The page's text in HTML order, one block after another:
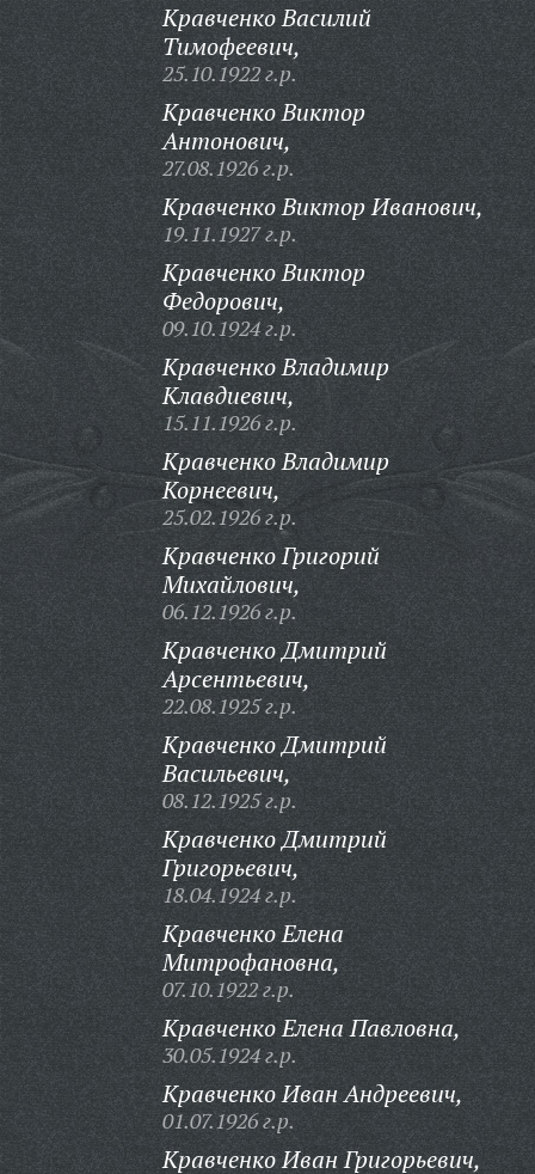
Кравченко Василий
Тимофеевич,
25.10.1922 г.р.
Кравченко Виктор
Антонович,
27.08.1926 г.р.
Кравченко Виктор Иванович,
19.11.1927 г.р.
Кравченко Виктор
Федорович,
09.10.1924 г.р.
Кравченко Владимир
Клавдиевич,
15.11.1926 г.р.
Кравченко Владимир
Корнеевич,
25.02.1926 г.р.
Кравченко Григорий
Михайлович,
06.12.1926 г.р.
Кравченко Дмитрий
Арсентьевич,
22.08.1925 г.р.
Кравченко Дмитрий
Васильевич,
08.12.1925 г.р.
Кравченко Дмитрий
Григорьевич,
18.04.1924 г.р.
Кравченко Елена
Митрофановна,
07.10.1922 г.р.
Кравченко Елена Павловна,
30.05.1924 г.р.
Кравченко Иван Андреевич,
01.07.1926 г.р.
Кравченко Иван Григорьевич,